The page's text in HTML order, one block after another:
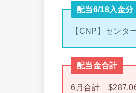
配当6/18入金分
【CNP】セン
配当金合計
6月合計